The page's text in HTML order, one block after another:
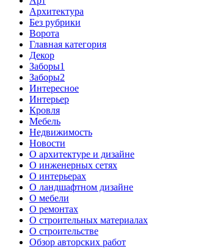
Архитектура
Без рубрики
Ворота
Главная категория
Декор
Заборы1
Заборы2
Интересное
Интерьер
Кровля
Мебель
Недвижимость
Новости
О архитектуре и дизайне
О инженерных сетях
О интерьерах
О ландшафтном дизайне
О мебели
О ремонтах
О строительных материалах
О строительстве
Обзор авторских работ